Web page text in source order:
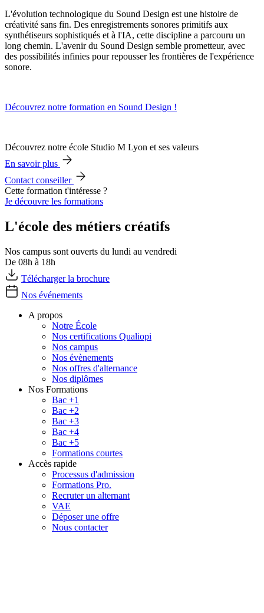
L'évolution technologique du Sound Design est une histoire de
créativité sans fin. Des enregistrements sonores primitifs aux
synthétiseurs sophistiqués et à l'IA, cette discipline a parcouru un
long chemin. L'avenir du Sound Design semble prometteur, avec
des possibilités infinies pour repousser les frontières de l'expérience
sonore.
Découvrez notre formation en Sound Design !
Découvrez notre école Studio M Lyon et ses valeurs
En savoir plus
Contact conseiller
Cette formation t'intéresse ?
Je découvre les formations
L'école des métiers créatifs
Nos campus sont ouverts du lundi au vendredi
De 08h à 18h
Télécharger la brochure
Nos événements
A propos
Notre École
Nos certifications Qualiopi
Nos campus
Nos évènements
Nos offres d'alternance
Nos diplômes
Nos Formations
Bac +1
Bac +2
Bac +3
Bac +4
Bac +5
Formations courtes
Accès rapide
Processus d'admission
Formations Pro.
Recruter un alternant
VAE
Déposer une offre
Nous contacter